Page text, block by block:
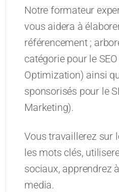
Notre formateur
vous aidera à
référencement ;
catégorie pour le
Optimization) ainsi
sponsorisés pour le
Marketing).
Vous travaillerez sur
les mots clés,
sociaux, apprendrez
media.